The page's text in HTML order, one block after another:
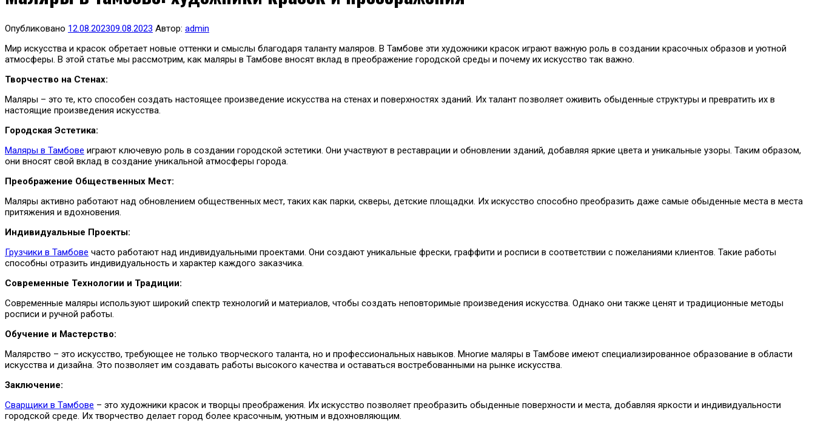
Опубликовано 12.08.202309.08.2023 Автор: admin
Мир искусства и красок обретает новые оттенки и смыслы благодаря таланту маляров. В Тамбове эти художники красок играют важную роль в создании красочных образов и уютной
атмосферы. В этой статье мы рассмотрим, как маляры в Тамбове вносят вклад в преображение городской среды и почему их искусство так важно.
Творчество на Стенах:
Маляры – это те, кто способен создать настоящее произведение искусства на стенах и поверхностях зданий. Их талант позволяет оживить обыденные структуры и превратить их в
настоящие произведения искусства.
Городская Эстетика:
Маляры в Тамбове играют ключевую роль в создании городской эстетики. Они участвуют в реставрации и обновлении зданий, добавляя яркие цвета и уникальные узоры. Таким образом,
они вносят свой вклад в создание уникальной атмосферы города.
Преображение Общественных Мест:
Маляры активно работают над обновлением общественных мест, таких как парки, скверы, детские площадки. Их искусство способно преобразить даже самые обыденные места в места
притяжения и вдохновения.
Индивидуальные Проекты:
Грузчики в Тамбове часто работают над индивидуальными проектами. Они создают уникальные фрески, граффити и росписи в соответствии с пожеланиями клиентов. Такие работы
способны отразить индивидуальность и характер каждого заказчика.
Современные Технологии и Традиции:
Современные маляры используют широкий спектр технологий и материалов, чтобы создать неповторимые произведения искусства. Однако они также ценят и традиционные методы
росписи и ручной работы.
Обучение и Мастерство:
Малярство – это искусство, требующее не только творческого таланта, но и профессиональных навыков. Многие маляры в Тамбове имеют специализированное образование в области
искусства и дизайна. Это позволяет им создавать работы высокого качества и оставаться востребованными на рынке искусства.
Заключение:
Сварщики в Тамбове – это художники красок и творцы преображения. Их искусство позволяет преобразить обыденные поверхности и места, добавляя яркости и индивидуальности
городской среде. Их творчество делает город более красочным, уютным и вдохновляющим.